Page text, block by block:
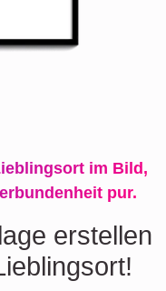
im Bild,
pur.
erstellen